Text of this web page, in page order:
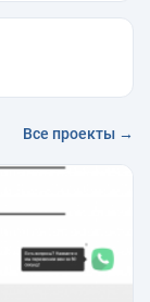
Все проекты →